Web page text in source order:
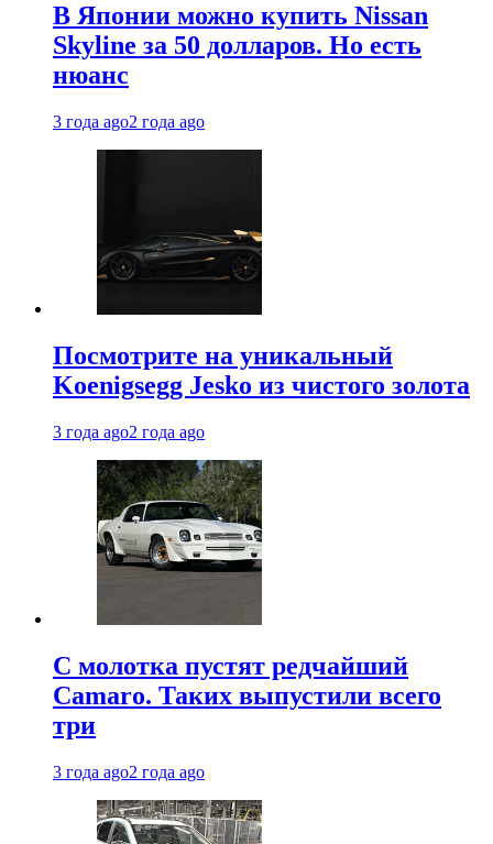
В Японии можно купить Nissan
Skyline за 50 долларов. Но есть
нюанс
3 года ago2 года ago
Посмотрите на уникальный
Koenigsegg Jesko из чистого золота
3 года ago2 года ago
С молотка пустят редчайший
Camaro. Таких выпустили всего
три
3 года ago2 года ago